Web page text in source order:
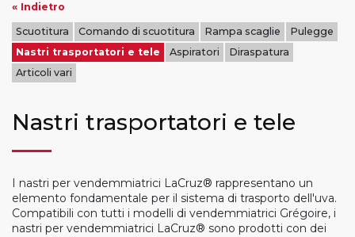
« Indietro
Scuotitura Comando di scuotitura Rampa scaglie
Pulegge
Nastri trasportatori e tele
Aspiratori
Diraspatura
Articoli vari
Nastri trasportatori e tele
I nastri per vendemmiatrici LaCruz® rappresentano un
elemento fondamentale per il sistema di trasporto dell'uva.
Compatibili con tutti i modelli di vendemmiatrici Grégoire, i
nastri per vendemmiatrici LaCruz® sono prodotti con dei